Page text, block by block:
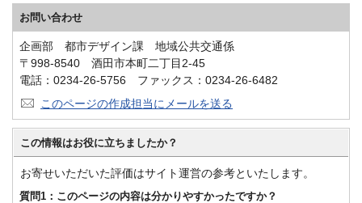
お問い合わせ
企画部 都市デザイン課 地域公共交通係
〒998-8540 酒田市本町二丁目2-45
電話：0234-26-5756 ファックス：0234-26-6482
このページの作成担当にメールを送る
この情報はお役に立ちましたか？
お寄せいただいた評価はサイト運営の参考といたします。
質問1：このページの内容は分かりやすかったですか？